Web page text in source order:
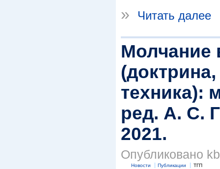
»
Читать далее
Молчание
техника):
ред. А. С.
2021.
Опубликовано
Новости Публикации ТГП